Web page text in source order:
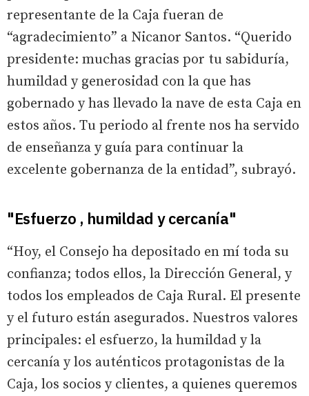
representante de la Caja fueran de
“agradecimiento” a Nicanor Santos. “Querido
presidente: muchas gracias por tu sabiduría,
humildad y generosidad con la que has
gobernado y has llevado la nave de esta Caja en
estos años. Tu periodo al frente nos ha servido
de enseñanza y guía para continuar la
excelente gobernanza de la entidad”, subrayó.
"Esfuerzo , humildad y cercanía"
“Hoy, el Consejo ha depositado en mí toda su
confianza; todos ellos, la Dirección General, y
todos los empleados de Caja Rural. El presente
y el futuro están asegurados. Nuestros valores
principales: el esfuerzo, la humildad y la
cercanía y los auténticos protagonistas de la
Caja, los socios y clientes, a quienes queremos